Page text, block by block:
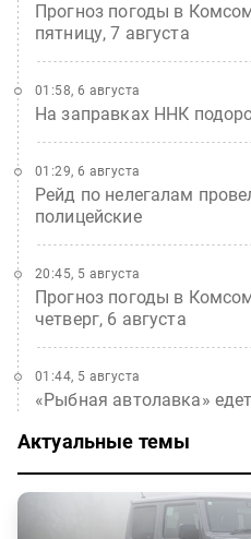
Прогноз погоды в
пятницу, 7 августа
На заправках ННК
01:58, 6 августа
Рейд по нелегалам
полицейские
01:29, 6 августа
Прогноз погоды в
четверг, 6 августа
20:45, 5 августа
«Рыбная автолавка»
01:44, 5 августа
Актуальные темы